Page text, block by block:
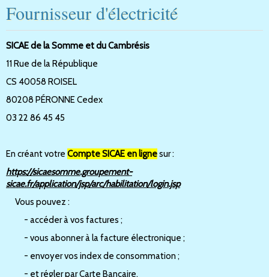
Fournisseur d'électricité
SICAE de la Somme et du Cambrésis
11 Rue de la République
CS 40058 ROISEL
80208 PÉRONNE Cedex
03 22 86 45 45
En créant votre Compte SICAE en lignesur :
https://sicaesomme.groupement-
sicae.fr/application/jsp/arc/habilitation/login.jsp
Vous pouvez :
- accéder à vos factures ;
- vous abonner à la facture électronique ;
- envoyer vos index de consommation ;
- et régler par Carte Bancaire.